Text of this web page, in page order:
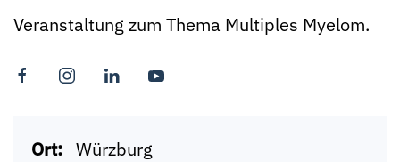
Veranstaltung zum Thema Multiples Myelom.
Ort: Würzburg